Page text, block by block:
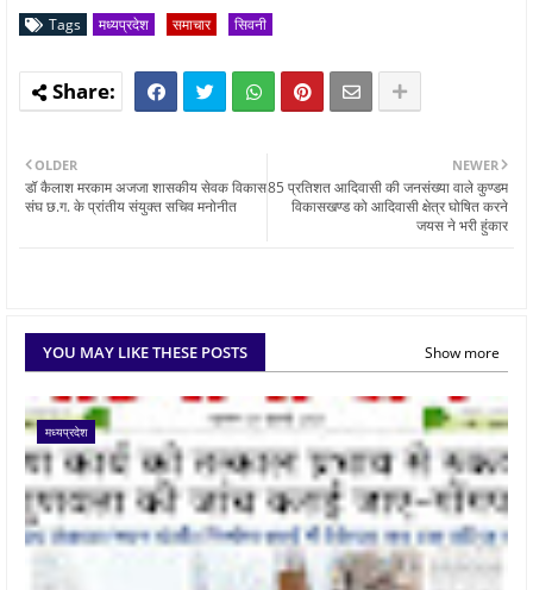
Tags मध्यप्रदेश समाचार सिवनी
NEWER
85 प्रतिशत आदिवासी की जनसंख्या वाले कुण्डम
विकासखण्ड को आदिवासी क्षेत्र घोषित करने
जयस ने भरी हुंकार
OLDER
डॉ कैलाश मरकाम अजजा शासकीय सेवक विकास
संघ छ.ग. के प्रांतीय संयुक्त सचिव मनोनीत
YOU MAY LIKE THESE POSTS Show more
मध्यप्रदेश